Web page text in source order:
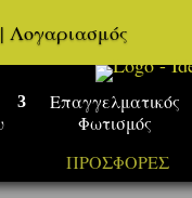
|Λογαριασμός
Επαγγελματικός
Φωτισμός
ΠΡΟΣΦΟΡΕΣ